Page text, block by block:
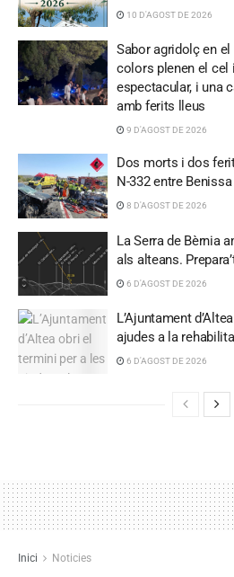
10 D'AGOST DE 2026
Sabor agridolç en el
colors plenen el cel
espectacular, i una
amb ferits lleus
9 D'AGOST DE 2026
Dos morts i dos
N-332 entre
8 D'AGOST DE 2026
La Serra de Bèrnia
als alteans.
6 D'AGOST DE 2026
L’Ajuntament
ajudes a la
6 D'AGOST DE 2026
Inici Noticies